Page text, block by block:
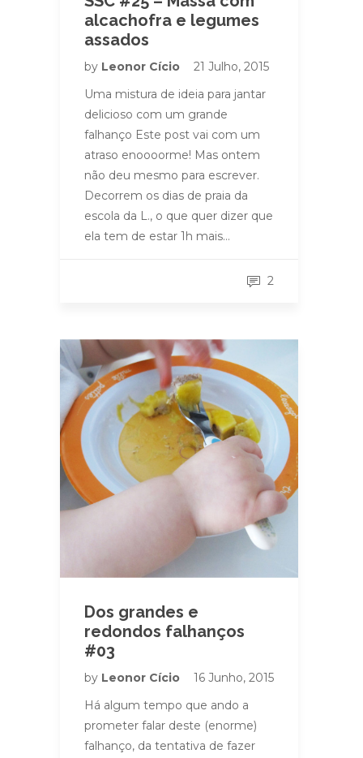
alcachofra e legumes
assados
by Leonor Cício
21 Julho, 2015
Uma mistura de ideia para jantar
delicioso com um grande
falhanço Este post vai com um
atraso enoooorme! Mas ontem
não deu mesmo para escrever.
Decorrem os dias de praia da
escola da L., o que quer dizer que
ela tem de estar 1h mais…
2
Dos grandes e
redondos falhanços
#03
by Leonor Cício
16 Junho, 2015
Há algum tempo que ando a
prometer falar deste (enorme)
falhanço, da tentativa de fazer